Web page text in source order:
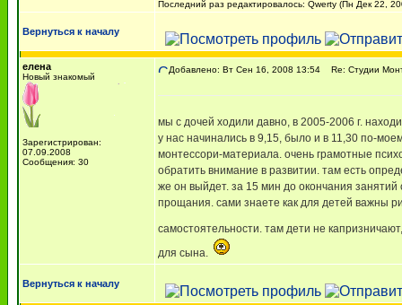
Последний раз редактировалось: Qwerty (Пн Дек 22,
Вернуться к началу
елена
Новый знакомый
Зарегистрирован:
07.09.2008
Сообщения: 30
Добавлено: Вт Сен 16, 2008 13:54 Re: Студии
мы с дочей ходили давно, в 2005-2006 г.
у нас начинались в 9,15, было и в 11,30 по-
монтессори-материала. очень грамотные
обратить внимание в развитии. там есть
же он выйдет. за 15 мин до окончания занятий
прощания. сами знаете как для детей важны
самостоятельности. там дети не
для сына.
Вернуться к началу